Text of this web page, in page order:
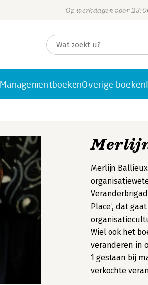
Op werkdagen voor
ManagementboekenOverige boeken
Merlijn
Place', dat
Wiel ook het
veranderen in
1 gestaan bij
verkochte